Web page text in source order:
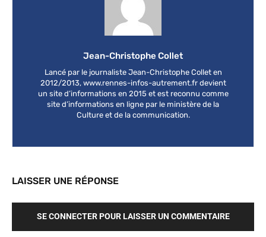
Jean-Christophe Collet
Lancé par le journaliste Jean-Christophe Collet en
2012/2013, www.rennes-infos-autrement.fr devient
un site d’informations en 2015 et est reconnu comme
site d’informations en ligne par le ministère de la
Culture et de la communication.
LAISSER UNE RÉPONSE
SE CONNECTER POUR LAISSER UN COMMENTAIRE